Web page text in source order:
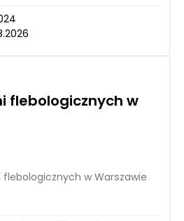
flebologicznych w
flebologicznych w Warszawie